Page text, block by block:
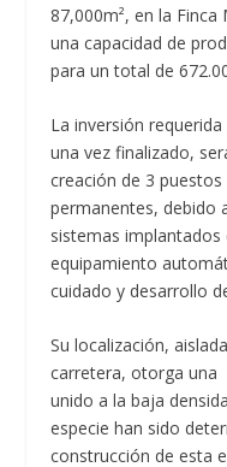
87,000m², en la Finca
una capacidad de
para un total de
La inversión
una vez finalizado,
creación de 3
permanentes, debido
sistemas
equipamiento
cuidado y desarrollo
Su localización,
carretera, otorga una
unido a la baja
especie han sido
construcción de esta